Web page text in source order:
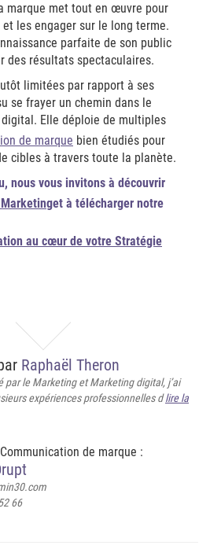
marque met tout en œuvre pour
les engager sur le long terme.
parfaite de son public
des résultats spectaculaires.
limitées par rapport à ses
se frayer un chemin dans le
Elle déploie de multiples
de marque bien étudiés pour
cibles à travers toute la planète.
nous vous invitons à découvrir
et à télécharger notre
au cœur de votre Stratégie
Raphaël Theron
par le Marketing et Marketing digital, j’ai
expériences professionnelles dlire la
de marque :
66